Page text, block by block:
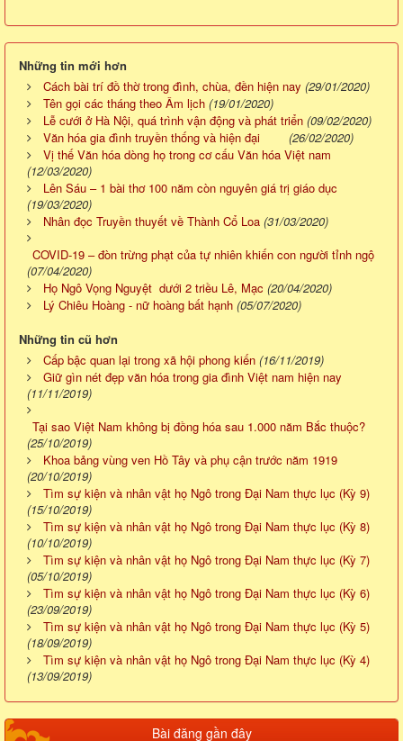
Những tin mới hơn
Cách bài trí đồ thờ trong đình, chùa, đền hiện nay (29/01/2020)
Tên gọi các tháng theo Âm lịch (19/01/2020)
Lễ cưới ở Hà Nội, quá trình vận động và phát triển (09/02/2020)
Văn hóa gia đình truyền thống và hiện đại
(26/02/2020)
Vị thế Văn hóa dòng họ trong cơ cấu Văn hóa Việt nam
(12/03/2020)
Lên Sáu – 1 bài thơ 100 năm còn nguyên giá trị giáo dục
(19/03/2020)
Nhân đọc Truyền thuyết về Thành Cổ Loa (31/03/2020)
COVID-19 – đòn trừng phạt của tự nhiên khiến con người tỉnh ngộ
(07/04/2020)
Họ Ngô Vọng Nguyệt dưới 2 triều Lê, Mạc (20/04/2020)
Lý Chiêu Hoàng - nữ hoàng bất hạnh (05/07/2020)
Những tin cũ hơn
Cấp bậc quan lại trong xã hội phong kiến (16/11/2019)
Giữ gìn nét đẹp văn hóa trong gia đình Việt nam hiện nay
(11/11/2019)
Tại sao Việt Nam không bị đồng hóa sau 1.000 năm Bắc thuộc?
(25/10/2019)
Khoa bảng vùng ven Hồ Tây và phụ cận trước năm 1919
(20/10/2019)
Tìm sự kiện và nhân vật họ Ngô trong Đại Nam thực lục (Kỳ 9)
(15/10/2019)
Tìm sự kiện và nhân vật họ Ngô trong Đại Nam thực lục (Kỳ 8)
(10/10/2019)
Tìm sự kiện và nhân vật họ Ngô trong Đại Nam thực lục (Kỳ 7)
(05/10/2019)
Tìm sự kiện và nhân vật họ Ngô trong Đại Nam thực lục (Kỳ 6)
(23/09/2019)
Tìm sự kiện và nhân vật họ Ngô trong Đại Nam thực lục (Kỳ 5)
(18/09/2019)
Tìm sự kiện và nhân vật họ Ngô trong Đại Nam thực lục (Kỳ 4)
(13/09/2019)
Bài đăng gần đây